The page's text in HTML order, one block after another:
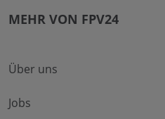
MEHR VON FPV24
Über uns
Jobs